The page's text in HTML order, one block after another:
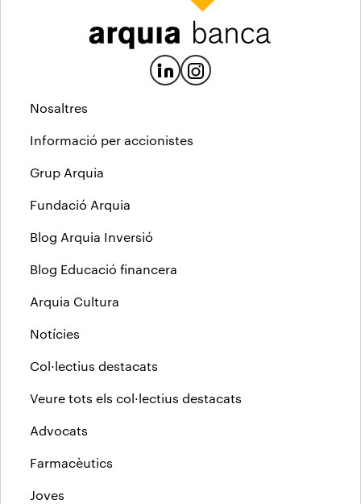
Nosaltres
Informació per accionistes
Grup Arquia
Fundació Arquia
Blog Arquia Inversió
Blog Educació financera
Arquia Cultura
Notícies
Col·lectius destacats
Veure tots els col·lectius destacats
Advocats
Farmacèutics
Joves